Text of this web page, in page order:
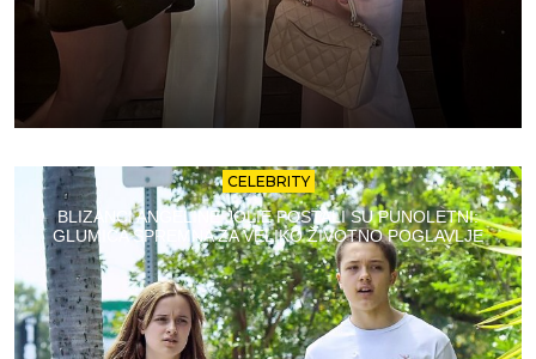
CELEBRITY
BLIZANCI ANGELINE JOLIE POSTALI SU PUNOLETNI:
GLUMICA SPREMNA ZA VELIKO ŽIVOTNO POGLAVLJE